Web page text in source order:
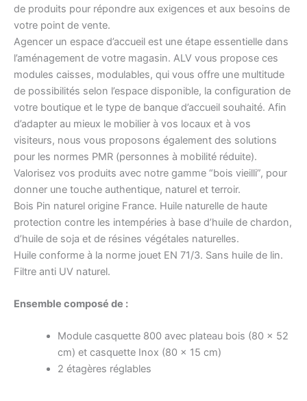
de produits pour répondre aux exigences et aux besoins de
votre point de vente.
Agencer un espace d’accueil est une étape essentielle dans
l’aménagement de votre magasin. ALV vous propose ces
modules caisses, modulables, qui vous offre une multitude
de possibilités selon l’espace disponible, la configuration de
votre boutique et le type de banque d’accueil souhaité. Afin
d’adapter au mieux le mobilier à vos locaux et à vos
visiteurs, nous vous proposons également des solutions
pour les normes PMR (personnes à mobilité réduite).
Valorisez vos produits avec notre gamme “bois vieilli”, pour
donner une touche authentique, naturel et terroir.
Bois Pin naturel origine France. Huile naturelle de haute
protection contre les intempéries à base d’huile de chardon,
d’huile de soja et de résines végétales naturelles.
Huile conforme à la norme jouet EN 71/3. Sans huile de lin.
Filtre anti UV naturel.
Ensemble composé de :
Module casquette 800 avec plateau bois (80 x 52
cm) et casquette Inox (80 x 15 cm)
2 étagères réglables